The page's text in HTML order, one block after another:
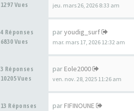
1297 Vues
jeu. mars 26, 2026 8:33 am
4 Réponses
6830 Vues
paryoudig_surf
mar. mars 17, 2026 12:32 am
3 Réponses
10205 Vues
par Eole2000
ven. nov. 28, 2025 11:26 am
13 Réponses
par FIFINOUNE